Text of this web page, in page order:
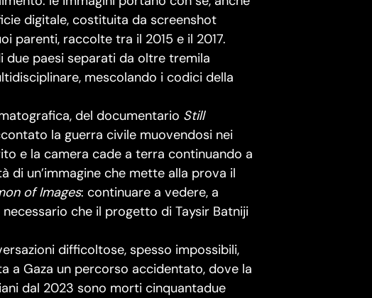
digitale, costituita da screenshot
parenti, raccolte tra il 2015 e il 2017.
due paesi separati da oltre tremila
mescolando i codici della
del documentario Still
la guerra civile muovendosi nei
e la camera cade a terra continuando a
di un’immagine che mette alla prova il
of Images: continuare a vedere, a
che il progetto di Taysir Batniji
difficoltose, spesso impossibili,
a Gaza un percorso accidentato, dove la
dal 2023 sono morti cinquantadue